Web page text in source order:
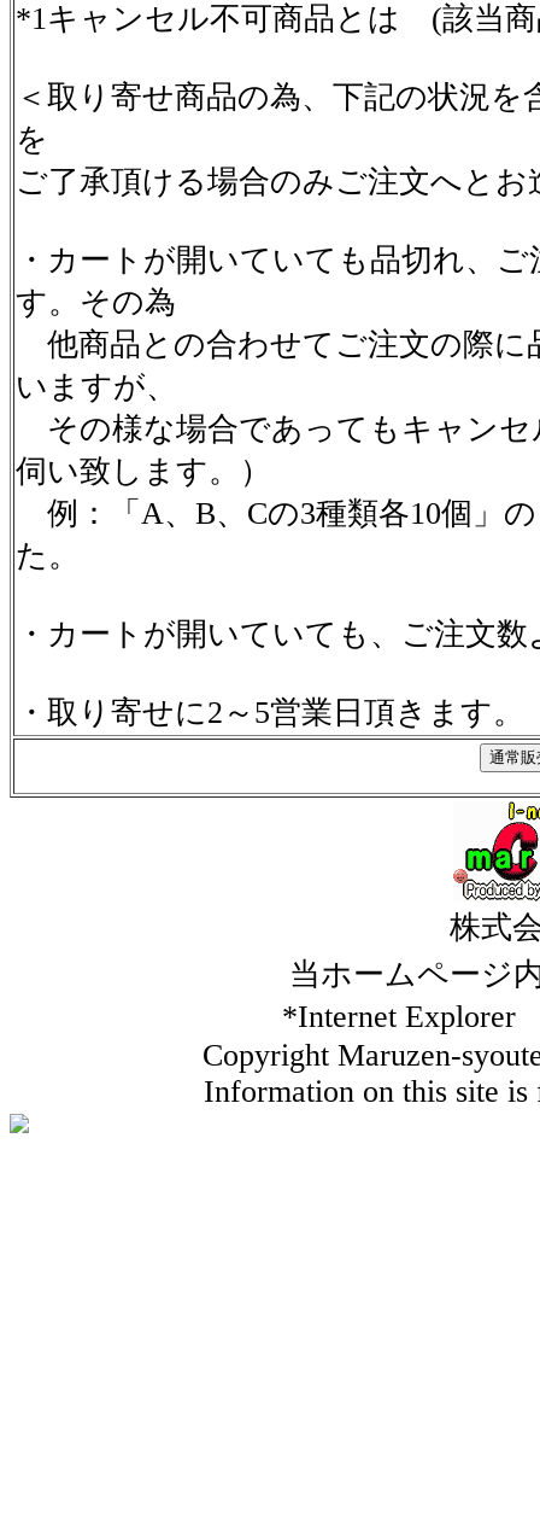
*1キャンセル不可商品とは (該当
＜取り寄せ商品の為、下記の状況
を
ご了承頂ける場合のみご注文へとお
・カートが開いていても品切れ、
す。その為
他商品との合わせてご注文の際に
いますが、
その様な場合であってもキャンセ
伺い致します。）
例：「A、B、Cの3種類各10個」
た。
・カートが開いていても、ご注文
・取り寄せに2～5営業日頂きます。
株式
当ホームページ
*Internet
Copyright Maruzen-
Information on this site is